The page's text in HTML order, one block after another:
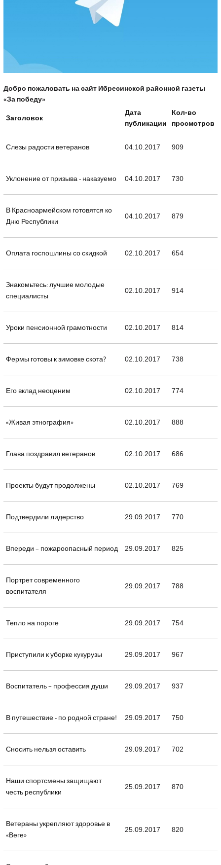
Добро пожаловать на сайт Ибресинской районной газеты
«За победу»
Заголовок
Дата
публикации
Кол-во
просмотров
Слезы радости ветеранов 04.10.2017 909
Уклонение от призыва - наказуемо 04.10.2017 730
В Красноармейском готовятся ко
Дню Республики
04.10.2017 879
Оплата госпошлины со скидкой 02.10.2017 654
Знакомьтесь: лучшие молодые
специалисты
02.10.2017 914
Уроки пенсионной грамотности 02.10.2017 814
Фермы готовы к зимовке скота? 02.10.2017 738
Его вклад неоценим 02.10.2017 774
«Живая этнография» 02.10.2017 888
Глава поздравил ветеранов 02.10.2017 686
Проекты будут продолжены 02.10.2017 769
Подтвердили лидерство 29.09.2017 770
Впереди – пожароопасный период 29.09.2017 825
Портрет современного
воспитателя
29.09.2017 788
Тепло на пороге 29.09.2017 754
Приступили к уборке кукурузы 29.09.2017 967
Воспитатель – профессия души 29.09.2017 937
В путешествие - по родной стране! 29.09.2017 750
Сносить нельзя оставить 29.09.2017 702
Наши спортсмены защищают
честь республики
25.09.2017 870
Ветераны укрепляют здоровье в
«Веге»
25.09.2017 820